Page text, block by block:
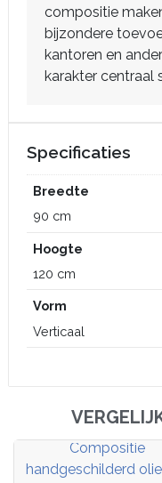
compositie
bijzondere
kantoren en
karakter centraal
Specificaties
Breedte
90 cm
Hoogte
120 cm
Vorm
Verticaal